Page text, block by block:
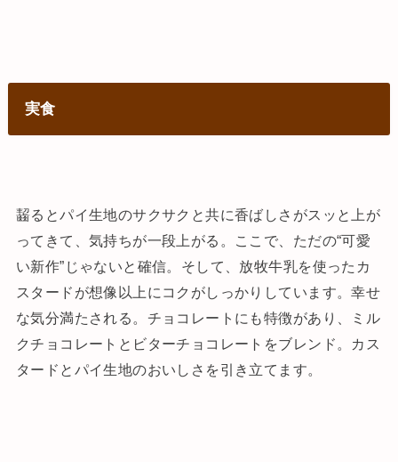
実食
齧るとパイ生地のサクサクと共に香ばしさがスッと上が
ってきて、気持ちが一段上がる。ここで、ただの“可愛
い新作”じゃないと確信。そして、放牧牛乳を使ったカ
スタードが想像以上にコクがしっかりしています。幸せ
な気分満たされる。チョコレートにも特徴があり、ミル
クチョコレートとビターチョコレートをブレンド。カス
タードとパイ生地のおいしさを引き立てます。